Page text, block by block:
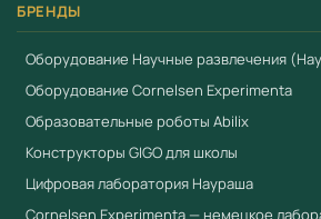
БРЕНДЫ
Оборудование Научные развлечения
Оборудование Cornelsen Experimenta
Образовательные роботы Abilix
Конструкторы GIGO для школы
Цифровая лаборатория Наураша